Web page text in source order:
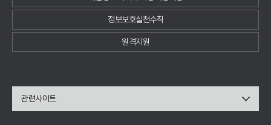
정보보호실천수칙
원격지원
관련사이트